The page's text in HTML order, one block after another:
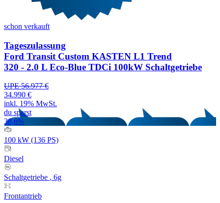
schon verkauft
Tageszulassung
Ford Transit Custom KASTEN L1 Trend
320 - 2.0 L Eco-Blue TDCi 100kW Schaltgetriebe
UPE 56.977 €
34.990 €
inkl. 19% MwSt.
du sparst
38,6%
100 kW (136 PS)
Diesel
Schaltgetriebe , 6g
Frontantrieb